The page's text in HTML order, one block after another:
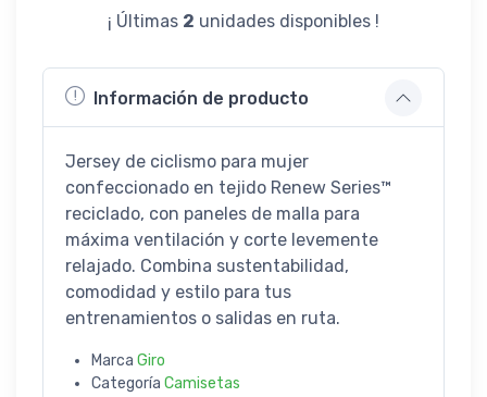
¡ Últimas 2 unidades disponibles !
Información de producto
Jersey de ciclismo para mujer
confeccionado en tejido Renew Series™
reciclado, con paneles de malla para
máxima ventilación y corte levemente
relajado. Combina sustentabilidad,
comodidad y estilo para tus
entrenamientos o salidas en ruta.
Marca Giro
Categoría Camisetas